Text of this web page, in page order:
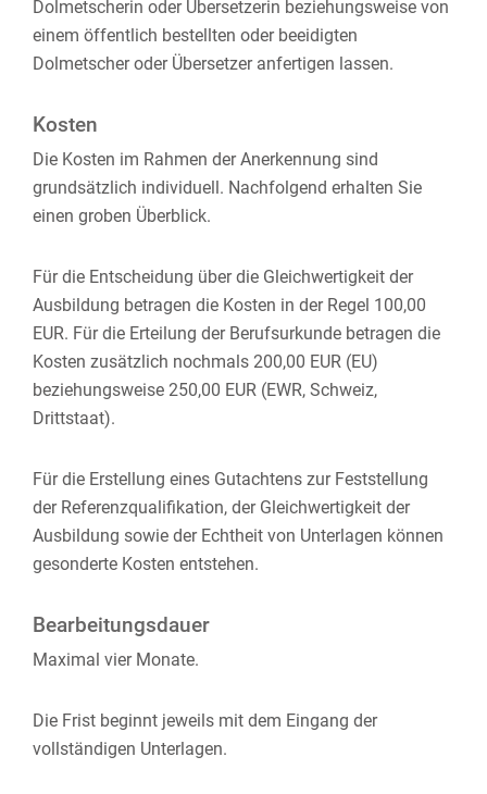
Dolmetscherin oder Übersetzerin beziehungsweise von
einem öffentlich bestellten oder beeidigten
Dolmetscher oder Übersetzer anfertigen lassen.
Kosten
Die Kosten im Rahmen der Anerkennung sind
grundsätzlich individuell. Nachfolgend erhalten Sie
einen groben Überblick.
Für die Entscheidung über die Gleichwertigkeit der
Ausbildung betragen die Kosten in der Regel 100,00
EUR. Für die Erteilung der Berufsurkunde betragen die
Kosten zusätzlich nochmals 200,00 EUR (EU)
beziehungsweise 250,00 EUR (EWR, Schweiz,
Drittstaat).
Für die Erstellung eines Gutachtens zur Feststellung
der Referenzqualifikation, der Gleichwertigkeit der
Ausbildung sowie der Echtheit von Unterlagen können
gesonderte Kosten entstehen.
Bearbeitungsdauer
Maximal vier Monate.
Die Frist beginnt jeweils mit dem Eingang der
vollständigen Unterlagen.